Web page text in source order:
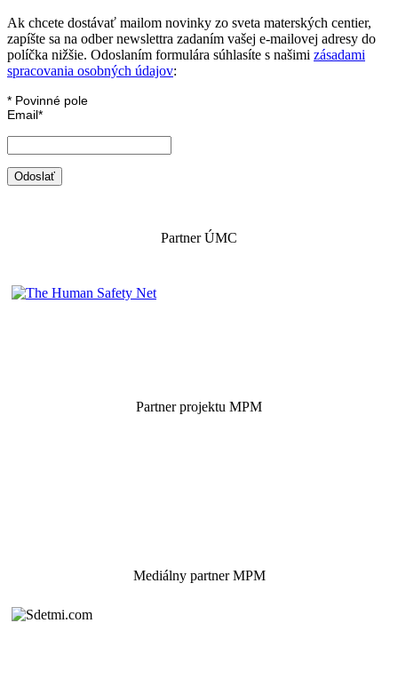
Ak chcete dostávať mailom novinky zo sveta materských centier,
zapíšte sa na odber newslettra zadaním vašej e-mailovej adresy do
políčka nižšie. Odoslaním formulára súhlasíte s našimi zásadami
spracovania osobných údajov:
* Povinné pole
Email*
Partner ÚMC
Partner projektu MPM
Mediálny partner MPM